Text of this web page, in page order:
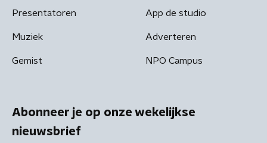
Presentatoren
Muziek
Gemist
App de studio
Adverteren
NPO Campus
Abonneer je op onze wekelijkse
nieuwsbrief